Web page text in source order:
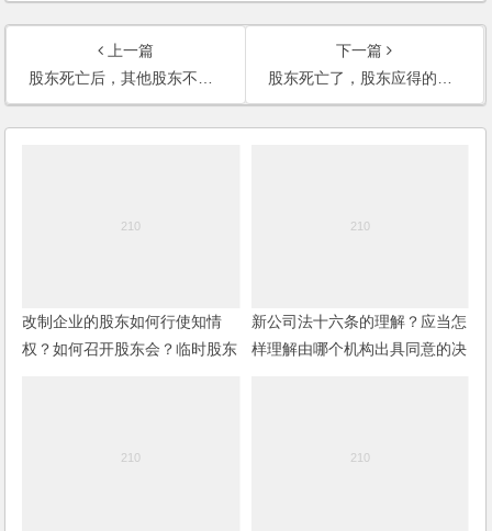
上一篇
股东死亡后，其他股东不同意股权继承怎么办？
下一篇
股东死亡了，股东应得的分红应该给谁？
改制企业的股东如何行使知情
权？如何召开股东会？临时股东
新公司法十六条的理解？应当怎
样理解由哪个机构出具同意的决